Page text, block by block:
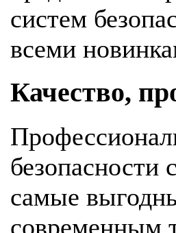
систем
всеми
Качество,
безопасности
самые
современным